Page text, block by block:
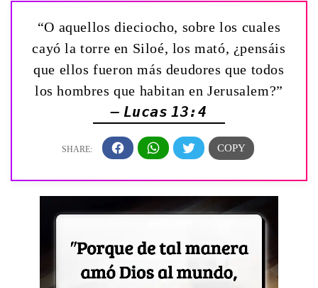
“O aquellos dieciocho, sobre los cuales
cayó la torre en Siloé, los mató, ¿pensáis
que ellos fueron más deudores que todos
los hombres que habitan en Jerusalem?”
— Lucas 13:4